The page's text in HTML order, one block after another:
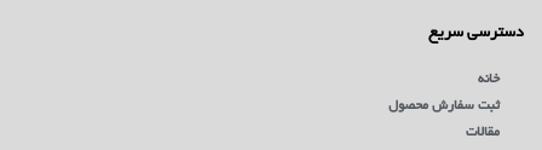
دسترسی سریع
خانه
ثبت سفارش محصول
مقالات